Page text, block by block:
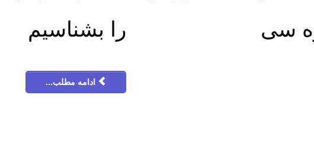
سی
را بشناسیم
ادامه مطلب...